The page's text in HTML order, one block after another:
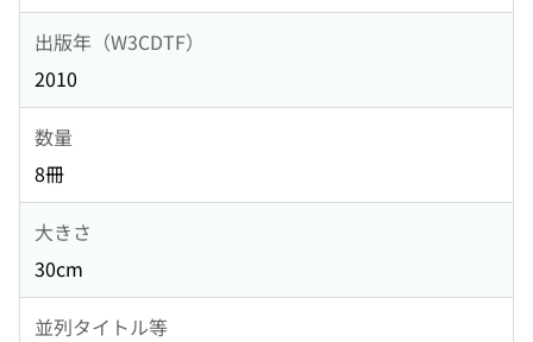
出版年（W3CDTF）
2010
数量
8冊
大きさ
30cm
並列タイトル等